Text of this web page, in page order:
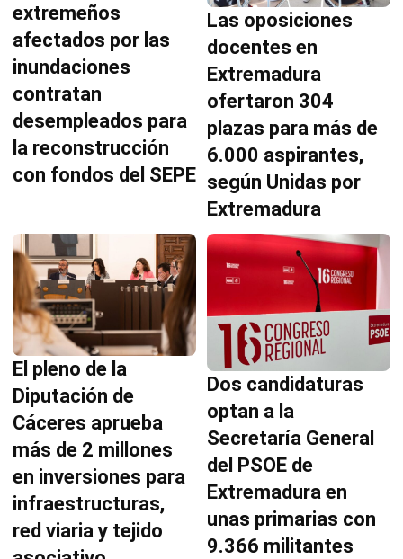
extremeños
afectados por las
inundaciones
contratan
desempleados para
la reconstrucción
con fondos del SEPE
Las oposiciones
docentes en
Extremadura
ofertaron 304
plazas para más de
6.000 aspirantes,
según Unidas por
Extremadura
El pleno de la
Diputación de
Cáceres aprueba
más de 2 millones
en inversiones para
infraestructuras,
red viaria y tejido
Dos candidaturas
optan a la
Secretaría General
del PSOE de
Extremadura en
unas primarias con
9.366 militantes